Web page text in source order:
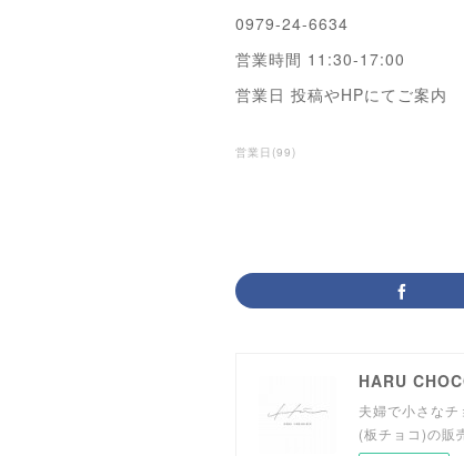
0979-24-6634
営業時間 11:30-17:00
営業日 投稿やHPにてご案内
営業日 (99)
HARU
夫婦で小さな
(板チョコ)の販